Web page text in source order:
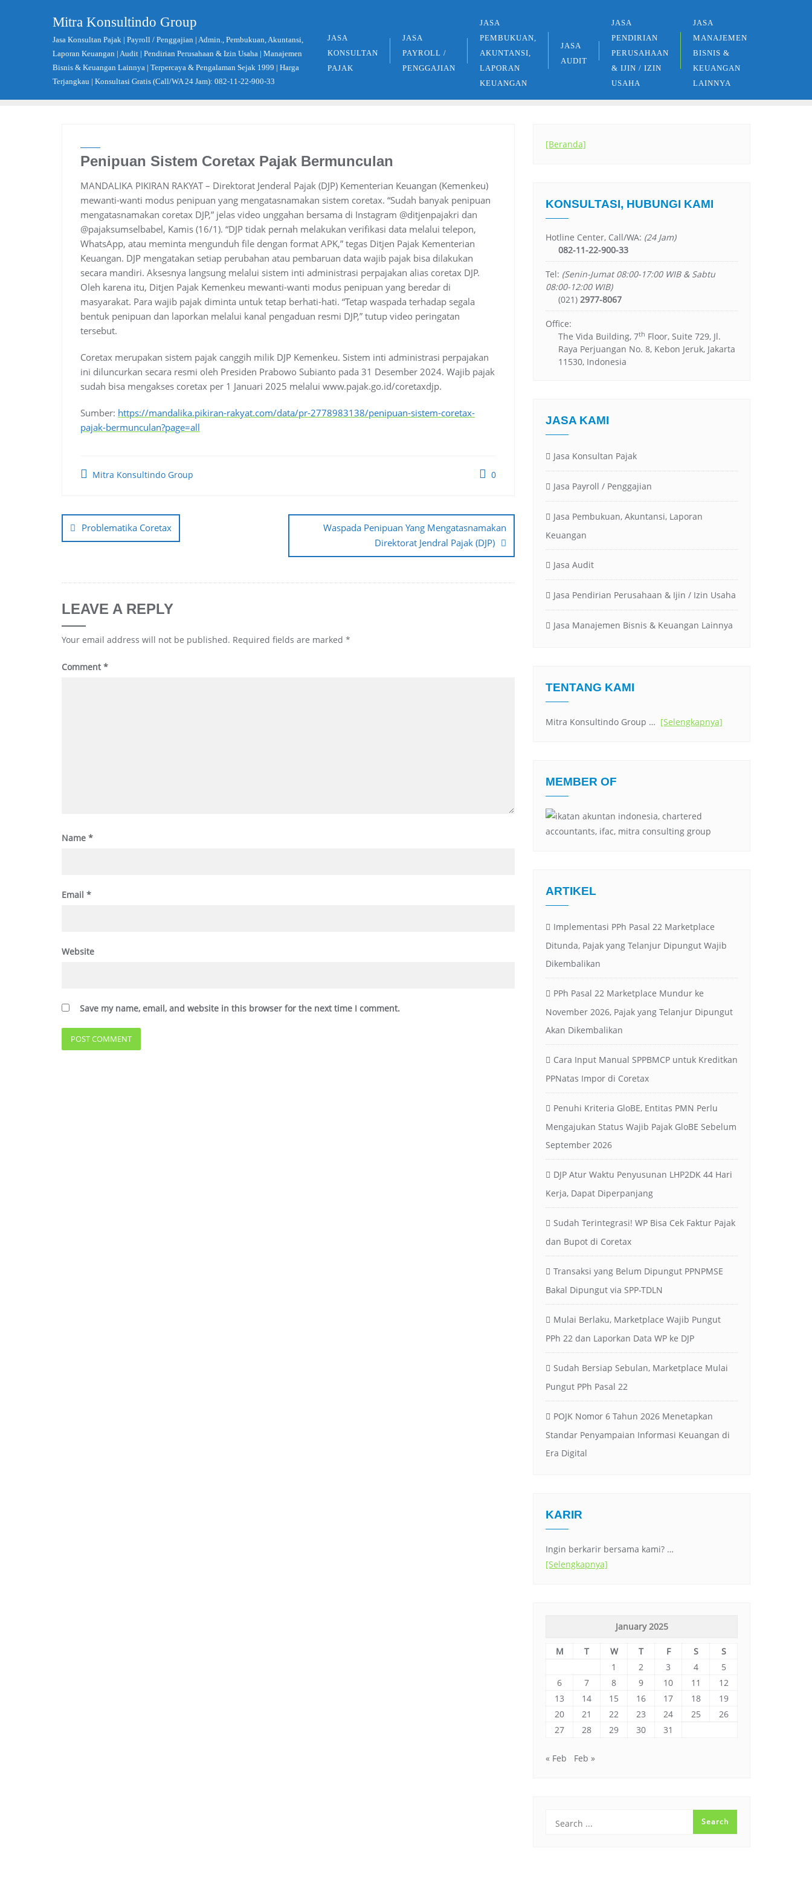
Mitra Konsultindo Group
Jasa Konsultan Pajak | Payroll / Penggajian | Admin., Pembukuan, Akuntansi,
Laporan Keuangan | Audit | Pendirian Perusahaan & Izin Usaha | Manajemen
Bisnis & Keuangan Lainnya | Terpercaya & Pengalaman Sejak 1999 | Harga
Terjangkau | Konsultasi Gratis (Call/WA 24 Jam): 082-11-22-900-33
JASA
KONSULTAN
PAJAK
JASA
PAYROLL /
PENGGAJIAN
JASA
PEMBUKUAN,
AKUNTANSI,
LAPORAN
KEUANGAN
JASA
AUDIT
JASA
PENDIRIAN
PERUSAHAAN
& IJIN / IZIN
USAHA
JASA
MANAJEMEN
BISNIS &
KEUANGAN
LAINNYA
Penipuan Sistem Coretax Pajak Bermunculan
MANDALIKA PIKIRAN RAKYAT – Direktorat Jenderal Pajak (DJP) Kementerian Keuangan (Kemenkeu)
mewanti-wanti modus penipuan yang mengatasnamakan sistem coretax. “Sudah banyak penipuan
mengatasnamakan coretax DJP,” jelas video unggahan bersama di Instagram @ditjenpajakri dan
@pajaksumselbabel, Kamis (16/1). “DJP tidak pernah melakukan verifikasi data melalui telepon,
WhatsApp, atau meminta mengunduh file dengan format APK,” tegas Ditjen Pajak Kementerian
Keuangan. DJP mengatakan setiap perubahan atau pembaruan data wajib pajak bisa dilakukan
secara mandiri. Aksesnya langsung melalui sistem inti administrasi perpajakan alias coretax DJP.
Oleh karena itu, Ditjen Pajak Kemenkeu mewanti-wanti modus penipuan yang beredar di
masyarakat. Para wajib pajak diminta untuk tetap berhati-hati. “Tetap waspada terhadap segala
bentuk penipuan dan laporkan melalui kanal pengaduan resmi DJP,” tutup video peringatan
tersebut.
Coretax merupakan sistem pajak canggih milik DJP Kemenkeu. Sistem inti administrasi perpajakan
ini diluncurkan secara resmi oleh Presiden Prabowo Subianto pada 31 Desember 2024. Wajib pajak
sudah bisa mengakses coretax per 1 Januari 2025 melalui www.pajak.go.id/coretaxdjp.
Sumber: https://mandalika.pikiran-rakyat.com/data/pr-2778983138/penipuan-sistem-coretax-
pajak-bermunculan?page=all
Mitra Konsultindo Group 0
navigation
Problematika Coretax
Waspada Penipuan Yang Mengatasnamakan
Direktorat Jendral Pajak (DJP)
LEAVE A REPLY
Your email address will not be published. Required fields are marked *
Comment*
Name *
Email *
Website
Save my name, email, and website in this browser for the next time I comment.
[Beranda]
KONSULTASI, HUBUNGI KAMI
Hotline Center, Call/WA: (24 Jam)
082-11-22-900-33
Tel: (Senin-Jumat 08:00-17:00 WIB & Sabtu
08:00-12:00 WIB)
(021) 2977-8067
Office:
The Vida Building, 7th Floor, Suite 729, Jl.
Raya Perjuangan No. 8, Kebon Jeruk, Jakarta
11530, Indonesia
JASA KAMI
Jasa Konsultan Pajak
Jasa Payroll / Penggajian
Jasa Pembukuan, Akuntansi, Laporan
Keuangan
Jasa Audit
Jasa Pendirian Perusahaan & Ijin / Izin Usaha
Jasa Manajemen Bisnis & Keuangan Lainnya
TENTANG KAMI
Mitra Konsultindo Group … [Selengkapnya]
MEMBER OF
ARTIKEL
Implementasi PPh Pasal 22 Marketplace
Ditunda, Pajak yang Telanjur Dipungut Wajib
Dikembalikan
PPh Pasal 22 Marketplace Mundur ke
November 2026, Pajak yang Telanjur Dipungut
Akan Dikembalikan
Cara Input Manual SPPBMCP untuk Kreditkan
PPNatas Impor di Coretax
Penuhi Kriteria GloBE, Entitas PMN Perlu
Mengajukan Status Wajib Pajak GloBE Sebelum
September 2026
DJP Atur Waktu Penyusunan LHP2DK 44 Hari
Kerja, Dapat Diperpanjang
Sudah Terintegrasi! WP Bisa Cek Faktur Pajak
dan Bupot di Coretax
Transaksi yang Belum Dipungut PPNPMSE
Bakal Dipungut via SPP-TDLN
Mulai Berlaku, Marketplace Wajib Pungut
PPh 22 dan Laporkan Data WP ke DJP
Sudah Bersiap Sebulan, Marketplace Mulai
Pungut PPh Pasal 22
POJK Nomor 6 Tahun 2026 Menetapkan
Standar Penyampaian Informasi Keuangan di
Era Digital
KARIR
Ingin berkarir bersama kami? …
[Selengkapnya]
January 2025
M T W T F S
S
1
2 3 4
5
6
7 8 9 10 11
12
13
14 15 16 17 18
19
20
21 22 23 24 25
26
27
28 29 30 31
« Feb Feb »